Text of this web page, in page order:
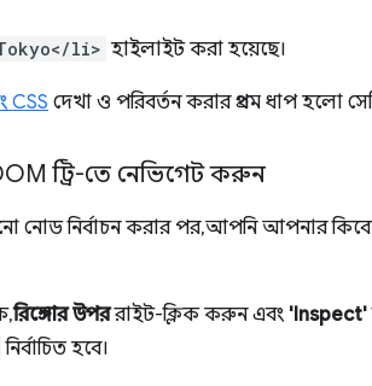
li> হাইলাইট করা হয়েছে।
CSS দেখা ও পরিবর্তন করার প্রথম ধাপ হলো
ট্রি-তে নেভিগেট করুন
নোড নির্বাচন করার পর, আপনি আপনার
রিঙ্গোর উপররাইট-ক্লিক করুন এবং 'Inspect'
নির্বাচিত হবে।